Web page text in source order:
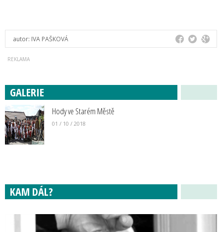
autor: IVA PAŠKOVÁ
GALERIE
Hody ve Starém Městě
01 / 10 / 2018
KAM DÁL?